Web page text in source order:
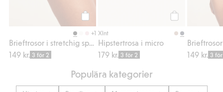
Köp
+1
149 kr. 3 för 2
Xlnt
Hipstertrosa i micro
179 kr. 3 för 2 149 kr. 3
Populära kategorier